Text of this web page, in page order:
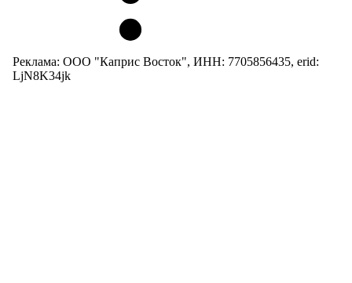
Реклама: ООО "Каприс Восток", ИНН: 7705856435, erid:
LjN8K34jk